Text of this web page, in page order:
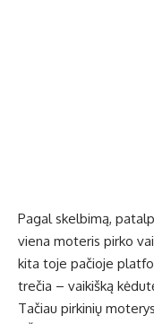
Pagal skelbimą,
viena moteris pirko
kita toje pačioje
trečia – vaikišką
Tačiau pirkinių